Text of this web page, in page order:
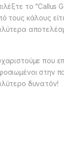
το “Callus
τους κάλους
που
στην
δυνατόν!